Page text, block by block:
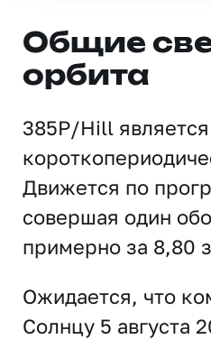
Общие
орбита
385P/Hill является
Движется по
совершая один
примерно за 8,80
Ожидается, что
Солнцу 5 августа